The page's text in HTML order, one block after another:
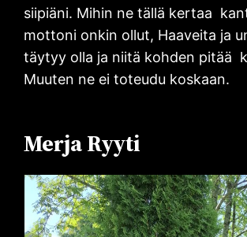
siipiäni. Mihin ne tällä kertaa
mottoni onkin ollut, Haaveita ja
täytyy olla ja niitä kohden pitää
Muuten ne ei toteudu koskaan.
Merja Ryyti